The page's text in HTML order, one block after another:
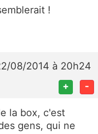
!
08/2014 à 20h24
+ -
la box, c'est
gens, qui ne